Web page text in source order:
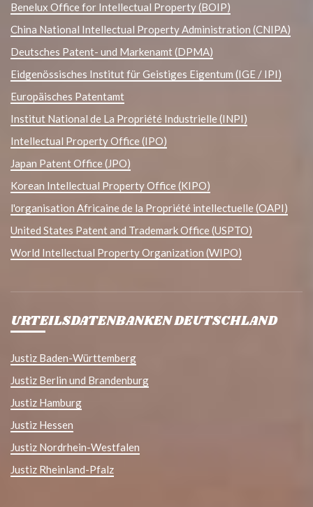
Benelux Office for Intellectual Property (BOIP)
China National Intellectual Property Administration (CNIPA)
Deutsches Patent- und Markenamt (DPMA)
Eidgenössisches Institut für Geistiges Eigentum (IGE / IPI)
Europäisches Patentamt
Institut National de La Propriété Industrielle (INPI)
Intellectual Property Office (IPO)
Japan Patent Office (JPO)
Korean Intellectual Property Office (KIPO)
l'organisation Africaine de la Propriété intellectuelle (OAPI)
United States Patent and Trademark Office (USPTO)
World Intellectual Property Organization (WIPO)
URTEILSDATENBANKEN DEUTSCHLAND
Justiz Baden-Württemberg
Justiz Berlin und Brandenburg
Justiz Hamburg
Justiz Hessen
Justiz Nordrhein-Westfalen
Justiz Rheinland-Pfalz